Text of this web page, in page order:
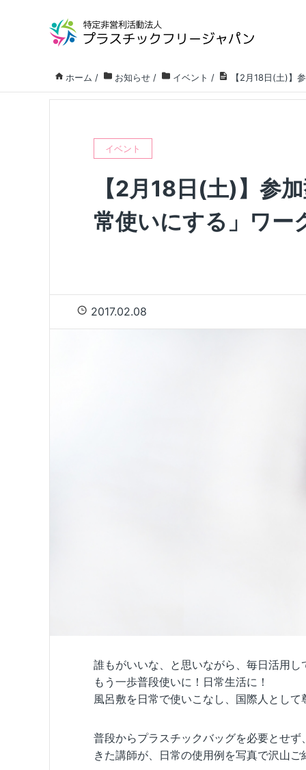
ホーム / お知らせ / イベント / 【2月18日(土)】
イベント
【2月18日(土)】参
常使いにする」ワー
2017.02.08
誰もがいいな、と思いながら、毎日活用
もう一歩普段使いに！日常生活に！
風呂敷を日常で使いこなし、国際人とし
普段からプラスチックバッグを必要とせ
きた講師が、日常の使用例を写真で沢山ご